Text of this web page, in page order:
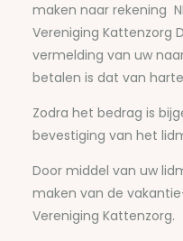
maken naar rekening
Vereniging Kattenzorg
vermelding van uw
betalen is dat van
Zodra het bedrag is
bevestiging van het
Door middel van uw
maken van de
Vereniging Kattenzorg.